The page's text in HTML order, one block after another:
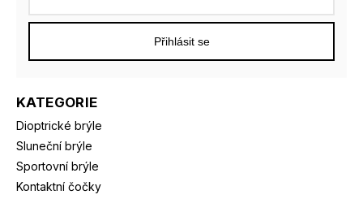
KATEGORIE
Dioptrické brýle
Sluneční brýle
Sportovní brýle
Kontaktní čočky
Přihlásit se